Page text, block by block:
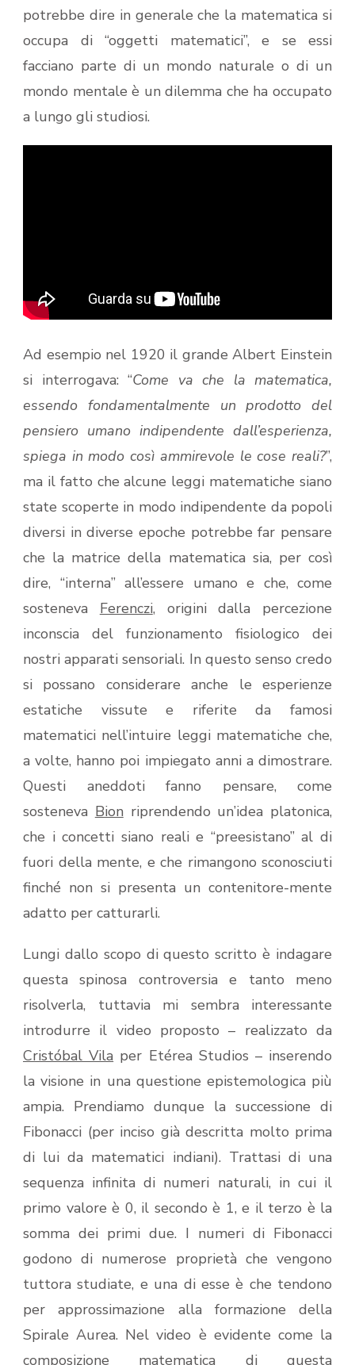
potrebbe dire in generale che la matematica si
occupa di “oggetti matematici”, e se essi
facciano parte di un mondo naturale o di un
mondo mentale è un dilemma che ha occupato
a lungo gli studiosi.
Ad esempio nel 1920 il grande Albert Einstein
si interrogava: “Come va che la matematica,
essendo fondamentalmente un prodotto del
pensiero umano indipendente dall’esperienza,
spiega in modo così ammirevole le cose reali?”,
ma il fatto che alcune leggi matematiche siano
state scoperte in modo indipendente da popoli
diversi in diverse epoche potrebbe far pensare
che la matrice della matematica sia, per così
dire, “interna” all’essere umano e che, come
sosteneva Ferenczi, origini dalla percezione
inconscia del funzionamento fisiologico dei
nostri apparati sensoriali. In questo senso credo
si possano considerare anche le esperienze
estatiche vissute e riferite da famosi
matematici nell’intuire leggi matematiche che,
a volte, hanno poi impiegato anni a dimostrare.
Questi aneddoti fanno pensare, come
sosteneva Bionriprendendo un’idea platonica,
che i concetti siano reali e “preesistano” al di
fuori della mente, e che rimangono sconosciuti
finché non si presenta un contenitore-mente
adatto per catturarli.
Lungi dallo scopo di questo scritto è indagare
questa spinosa controversia e tanto meno
risolverla, tuttavia mi sembra interessante
introdurre il video proposto – realizzato da
Cristóbal Vila per Etérea Studios – inserendo
la visione in una questione epistemologica più
ampia. Prendiamo dunque la successione di
Fibonacci (per inciso già descritta molto prima
di lui da matematici indiani). Trattasi di una
sequenza infinita di numeri naturali, in cui il
primo valore è 0, il secondo è 1, e il terzo è la
somma dei primi due. I numeri di Fibonacci
godono di numerose proprietà che vengono
tuttora studiate, e una di esse è che tendono
per approssimazione alla formazione della
Spirale Aurea. Nel video è evidente come la
composizione matematica di questa